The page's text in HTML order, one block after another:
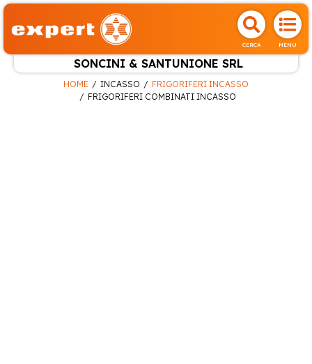
CERCA MENU
SONCINI & SANTUNIONE SRL
HOME INCASSO
FRIGORIFERI INCASSO
FRIGORIFERI COMBINATI INCASSO